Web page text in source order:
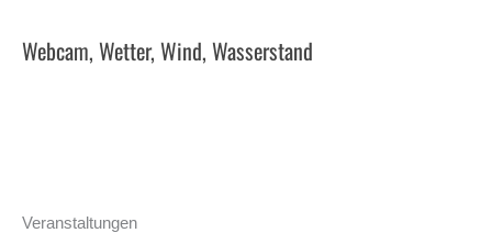
Webcam, Wetter, Wind, Wasserstand
Veranstaltungen